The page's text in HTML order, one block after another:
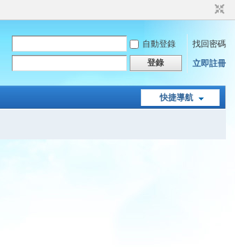
自動登錄
找回密碼
登錄 立即註冊
快捷導航